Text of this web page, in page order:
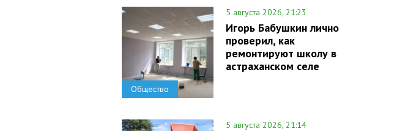
Общество
5 августа 2026, 21:23
Игорь Бабушкин лично
проверил, как
ремонтируют школу в
астраханском селе
5 августа 2026, 21:14